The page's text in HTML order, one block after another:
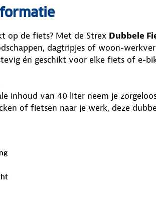
op de fiets? Met de Strex Dubbele
dagtripjes of woon-
én geschikt voor elke fiets of e-
inhoud van 40 liter neem je
of fietsen naar je werk, deze
tarpaulin
is. Zo blijven je spullen droog,
ontwerp past bij elke fiets. Met
ook in het donker goed zichtbaar –